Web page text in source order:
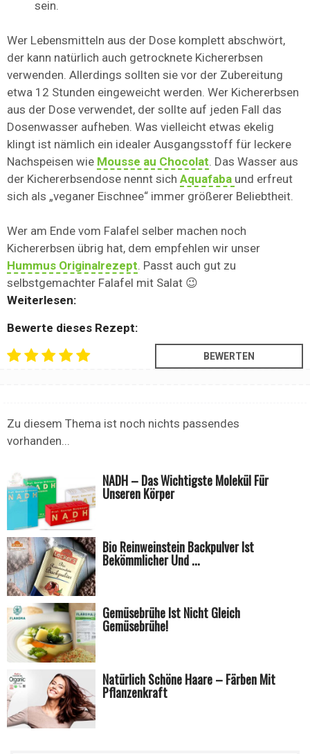
sein.
Wer Lebensmitteln aus der Dose komplett abschwört,
der kann natürlich auch getrocknete Kichererbsen
verwenden. Allerdings sollten sie vor der Zubereitung
etwa 12 Stunden eingeweicht werden. Wer Kichererbsen
aus der Dose verwendet, der sollte auf jeden Fall das
Dosenwasser aufheben. Was vielleicht etwas ekelig
klingt ist nämlich ein idealer Ausgangsstoff für leckere
Nachspeisen wie Mousse au Chocolat. Das Wasser aus
der Kichererbsendose nennt sich Aquafaba und erfreut
sich als „veganer Eischnee“ immer größerer Beliebtheit.
Wer am Ende vom Falafel selber machen noch
Kichererbsen übrig hat, dem empfehlen wir unser
Hummus Originalrezept. Passt auch gut zu
selbstgemachter Falafel mit Salat 😉
Weiterlesen:
Bewerte dieses Rezept:
Zu diesem Thema ist noch nichts passendes
vorhanden...
NADH – Das Wichtigste Molekül Für
Unseren Körper
Bio Reinweinstein Backpulver Ist
Bekömmlicher Und ...
Gemüsebrühe Ist Nicht Gleich
Gemüsebrühe!
Natürlich Schöne Haare – Färben Mit
Pflanzenkraft